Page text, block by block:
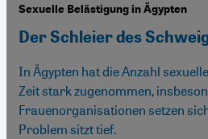
Sexuelle Belästigung in Ägypten
Der Schleier des
In Ägypten hat die Anzahl
Zeit stark zugenommen,
Frauenorganisationen setzen
Problem sitzt tief.